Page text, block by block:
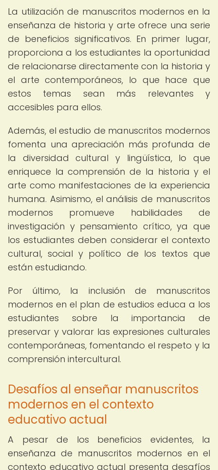
La utilización de manuscritos modernos en la
enseñanza de historia y arte ofrece una serie
de beneficios significativos. En primer lugar,
proporciona a los estudiantes la oportunidad
de relacionarse directamente con la historia y
el arte contemporáneos, lo que hace que
estos temas sean más relevantes y
accesibles para ellos.
Además, el estudio de manuscritos modernos
fomenta una apreciación más profunda de
la diversidad cultural y lingüística, lo que
enriquece la comprensión de la historia y el
arte como manifestaciones de la experiencia
humana. Asimismo, el análisis de manuscritos
modernos promueve habilidades de
investigación y pensamiento crítico, ya que
los estudiantes deben considerar el contexto
cultural, social y político de los textos que
están estudiando.
Por último, la inclusión de manuscritos
modernos en el plan de estudios educa a los
estudiantes sobre la importancia de
preservar y valorar las expresiones culturales
contemporáneas, fomentando el respeto y la
comprensión intercultural.
Desafíos al enseñar manuscritos
modernos en el contexto
educativo actual
A pesar de los beneficios evidentes, la
enseñanza de manuscritos modernos en el
contexto educativo actual presenta desafíos